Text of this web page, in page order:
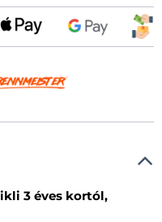
3 éves kortól,